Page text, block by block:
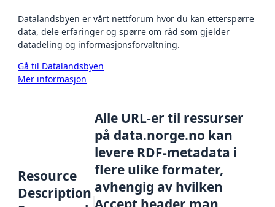
Datalandsbyen er vårt nettforum hvor du kan etterspørre
data, dele erfaringer og spørre om råd som gjelder
datadeling og informasjonsforvaltning.
Gå til Datalandsbyen
Mer informasjon
Resource
Description
Alle URL-er til ressurser
på data.norge.no kan
levere RDF-metadata i
flere ulike formater,
avhengig av hvilken